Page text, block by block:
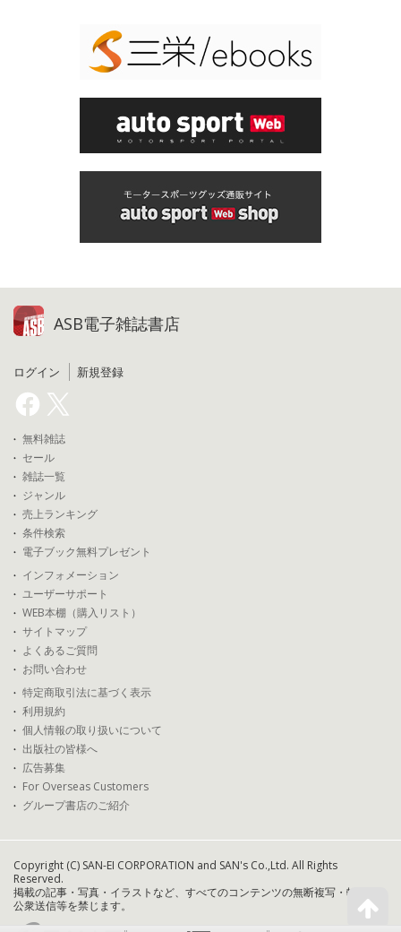
ASB電子雑誌書店
ログイン 新規登録
無料雑誌
セール
雑誌一覧
ジャンル
売上ランキング
条件検索
電子ブック無料プレゼント
インフォメーション
ユーザーサポート
WEB本棚（購入リスト）
サイトマップ
よくあるご質問
お問い合わせ
特定商取引法に基づく表示
利用規約
個人情報の取り扱いについて
出版社の皆様へ
広告募集
For Overseas Customers
グループ書店のご紹介
Copyright (C) SAN-EI CORPORATION and SAN's Co.,Ltd. All Rights
Reserved.
掲載の記事・写真・イラストなど、すべてのコンテンツの無断複写・転載・
公衆送信等を禁じます。